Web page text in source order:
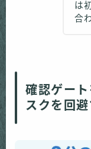
は
合
確認ゲー
スクを回避